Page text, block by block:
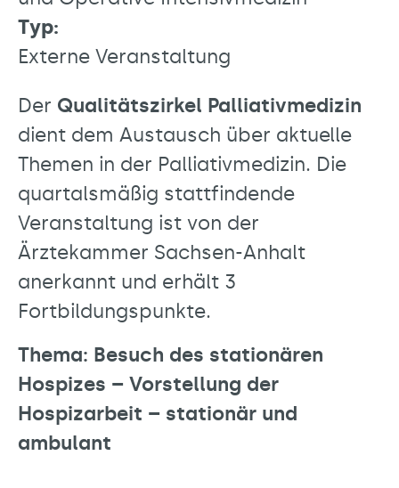
Typ:
Externe Veranstaltung
Der Qualitätszirkel Palliativmedizin
dient dem Austausch über aktuelle
Themen in der Palliativmedizin. Die
quartalsmäßig stattfindende
Veranstaltung ist von der
Ärztekammer Sachsen-Anhalt
anerkannt und erhält 3
Fortbildungspunkte.
Thema: Besuch des stationären
Hospizes – Vorstellung der
Hospizarbeit – stationär und
ambulant